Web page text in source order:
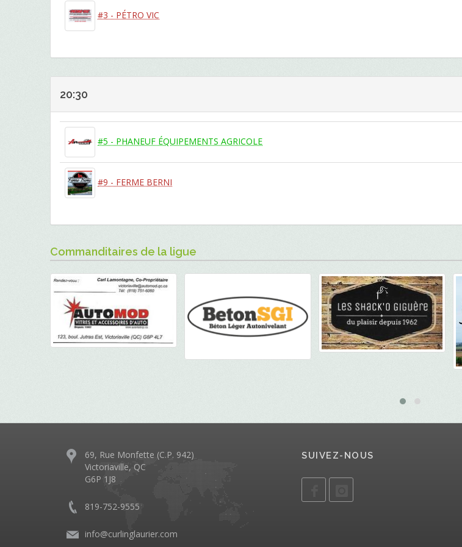
#3 - PÉTRO VIC
20:30
#5 - PHANEUF ÉQUIPEMENTS AGRICOLE
#9 - FERME BERNI
Commanditaires de la ligue
69, Rue Monfette (C.P. 942)
Victoriaville, QC
G6P 1J8
819-752-9555
info@curlinglaurier.com
SUIVEZ-NOUS